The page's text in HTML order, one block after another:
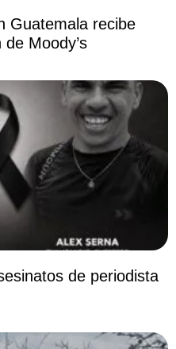
Guatemala recibe
Moody’s
de periodista